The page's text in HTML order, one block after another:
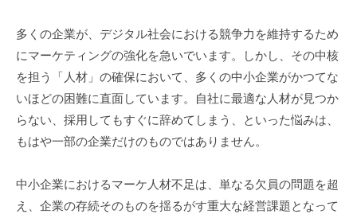
ビ
ス
多くの企業が、デジタル社会における競争力を維持するため
にマーケティングの強化を急いでいます。しかし、その中核
を担う「人材」の確保において、多くの中小企業がかつてな
いほどの困難に直面しています。自社に最適な人材が見つか
らない、採用してもすぐに辞めてしまう、といった悩みは、
もはや一部の企業だけのものではありません。
中小企業におけるマーケ人材不足は、単なる欠員の問題を超
え、企業の存続そのものを揺るがす重大な経営課題となって